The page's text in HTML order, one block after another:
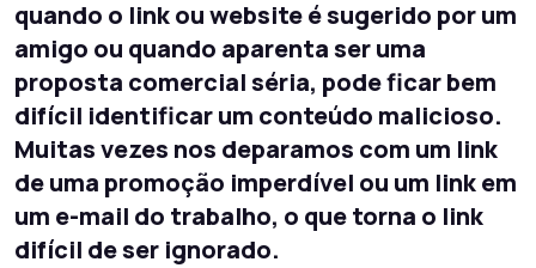
quando o link ou website é sugerido por um
amigo ou quando aparenta ser uma
proposta comercial séria, pode ficar bem
difícil identificar um conteúdo malicioso.
Muitas vezes nos deparamos com um link
de uma promoção imperdível ou um link em
um e-mail do trabalho, o que torna o link
difícil de ser ignorado.